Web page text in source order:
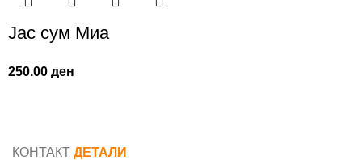
Јас сум Миа
250.00ден
КОНТАКТ ДЕТАЛИ